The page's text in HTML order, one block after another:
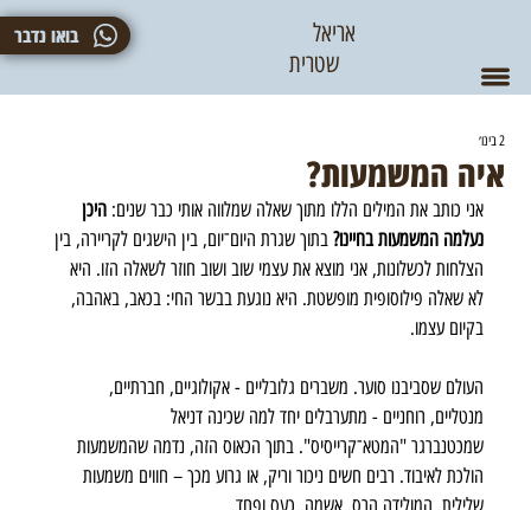
אריאל
שטרית
איה המשמעות?
2 בינו׳
אני כותב את המילים הללו מתוך שאלה שמלווה אותי כבר שנים: היכן
נעלמה המשמעות בחיינו? בתוך שגרת היום־יום, בין הישגים לקריירה, בין
הצלחות לכשלונות, אני מוצא את עצמי שוב ושוב חוזר לשאלה הזו. היא
לא שאלה פילוסופית מופשטת. היא נוגעת בבשר החי: בכאב, באהבה,
בקיום עצמו.
העולם שסביבנו סוער. משברים גלובליים - אקולוגיים, חברתיים,
מנטליים, רוחניים - מתערבלים יחד למה שכינה דניאל
שמכטנברגר "המטא־קרייסיס". בתוך הכאוס הזה, נדמה שהמשמעות
הולכת לאיבוד. רבים חשים ניכור וריק, או גרוע מכך – חווים משמעות
שלילית, המולידה הרס, אשמה, כעס ופחד.
בואו נדבר